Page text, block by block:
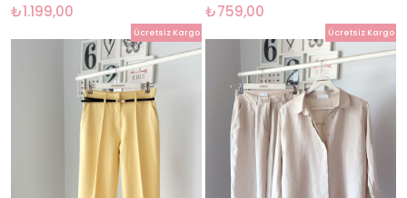
₺1.199,00 ₺759,00
Ücretsiz Kargo Ücretsiz Kargo